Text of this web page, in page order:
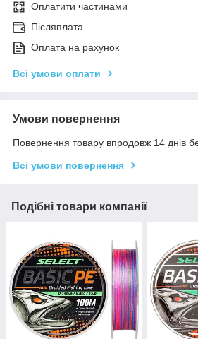
Оплатити частинами
Післяплата
Оплата на рахунок
Всі умови оплати
Умови повернення
Повернення товару впродовж 14 днів
Всі умови повернення
Подібні товари компанії